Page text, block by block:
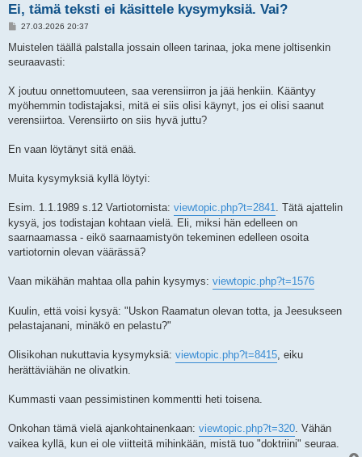
Ei, tämä teksti ei käsittele kysymyksiä. Vai?
V
e
t
27.03.2026 20:37
Muistelen täällä palstalla jossain olleen tarinaa, joka mene joltisenkin
seuraavasti:
X joutuu onnettomuuteen, saa verensiirron ja jää henkiin. Kääntyy
myöhemmin todistajaksi, mitä ei siis olisi käynyt, jos ei olisi saanut
verensiirtoa. Verensiirto on siis hyvä juttu?
En vaan löytänyt sitä enää.
Muita kysymyksiä kyllä löytyi:
Esim. 1.1.1989 s.12 Vartiotornista: viewtopic.php?t=2841
. Tätä ajattelin
kysyä, jos todistajan kohtaan vielä. Eli, miksi hän edelleen on
saarnaamassa - eikö saarnaamistyön tekeminen edelleen osoita
vartiotornin olevan väärässä?
Vaan mikähän mahtaa olla pahin kysymys: viewtopic.php?t=1576
Kuulin, että voisi kysyä: "Uskon Raamatun olevan totta, ja Jeesukseen
pelastajanani, minäkö en pelastu?"
Olisikohan nukuttavia kysymyksiä: viewtopic.php?t=8415 , eiku
herättäviähän ne olivatkin.
Kummasti vaan pessimistinen kommentti heti toisena.
Onkohan tämä vielä ajankohtainenkaan: viewtopic.php?t=320 . Vähän
vaikea kyllä, kun ei ole viitteitä mihinkään, mistä tuo "doktriini" seuraa.